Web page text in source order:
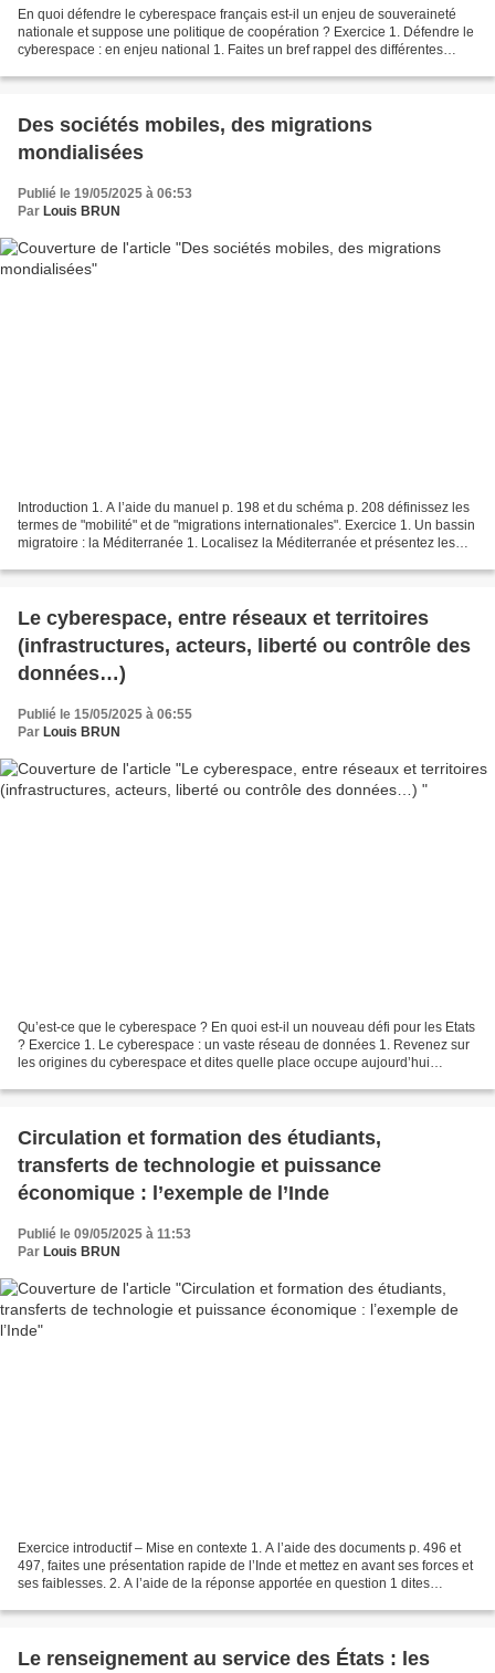
En quoi défendre le cyberespace français est-il un enjeu de souveraineté
nationale et suppose une politique de coopération ? Exercice 1. Défendre le
cyberespace : en enjeu national 1. Faites un bref rappel des différentes
Des sociétés mobiles, des migrations
mondialisées
Publié le 19/05/2025 à 06:53
Par Louis BRUN
Introduction 1. A l’aide du manuel p. 198 et du schéma p. 208 définissez les
termes de "mobilité" et de "migrations internationales". Exercice 1. Un bassin
migratoire : la Méditerranée 1. Localisez la Méditerranée et présentez les
Le cyberespace, entre réseaux et territoires
(infrastructures, acteurs, liberté ou contrôle des
données…)
Publié le 15/05/2025 à 06:55
Par Louis BRUN
Qu’est-ce que le cyberespace ? En quoi est-il un nouveau défi pour les Etats
? Exercice 1. Le cyberespace : un vaste réseau de données 1. Revenez sur
les origines du cyberespace et dites quelle place occupe aujourd’hui
Circulation et formation des étudiants,
transferts de technologie et puissance
économique : l’exemple de l’Inde
Publié le 09/05/2025 à 11:53
Par Louis BRUN
Exercice introductif – Mise en contexte 1. A l’aide des documents p. 496 et
497, faites une présentation rapide de l’Inde et mettez en avant ses forces et
ses faiblesses. 2. A l’aide de la réponse apportée en question 1 dites
Le renseignement au service des États : les